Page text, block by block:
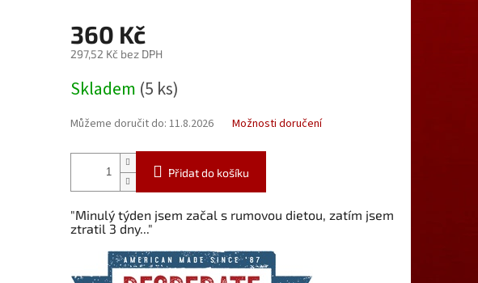
360 Kč
297,52 Kč bez DPH
cena:
Skladem (5 ks)
Můžeme doručit do: 11.8.2026 Možnosti doručení
Přidat do košíku
"Minulý týden jsem začal s rumovou dietou, zatím jsem
ztratil 3 dny..."